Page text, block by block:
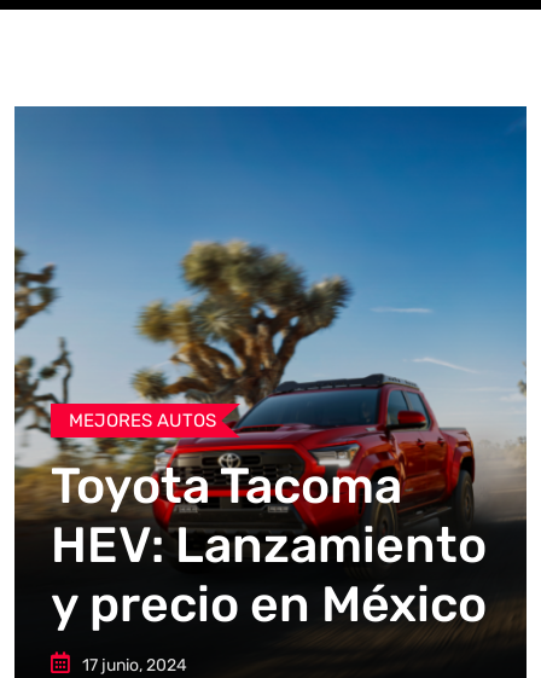
MEJORES AUTOS
Toyota Tacoma
HEV: Lanzamiento
y precio en México
17 junio, 2024